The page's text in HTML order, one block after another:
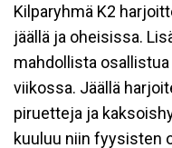
Kilparyhmä K2
jäällä ja oheisissa.
mahdollista
viikossa. Jäällä
piruetteja ja
kuuluu niin fyysisten